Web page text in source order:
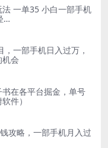
一单35 小白一部手机
…
一部手机日入过万，
会
在各平台掘金，单号
件）
攻略，一部手机月入过